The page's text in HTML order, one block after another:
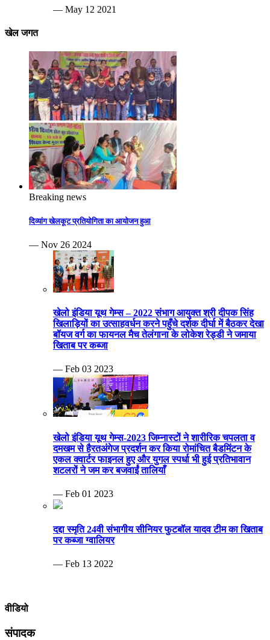
— May 12 2021
खेल जगत
Breaking news
दिव्यांग खेलकूट प्रतियोगिता का आयोजन हुआ
— Nov 26 2024
खेलो इंडिया यूथ गेम्स – 2022 संभाग आयुक्त श्री दीपक सिंह
खिलाड़ियों का उत्साहवर्धन करने पहुँचे दर्शक दीर्घा में बैठकर देखा
बॉयज वर्ग का फायनल मैच तेलंगाना के लोकेश रेड्डी ने जमाया
खिताब पर कब्जा
— Feb 03 2023
खेलो इंडिया यूथ गेम्स-2023 जिम्नास्टों ने शारीरिक चपलता व
दमखम से हैरतअंगेज प्रदर्शन कर किया रोमांचित बैडमिंटन के
एकल क्वार्टर फाइनल हुए और युगल स्पर्धा भी हुई प्रतिभावान
शटलरों ने जम कर बजवाईं तालियाँ
— Feb 01 2023
दद्दा स्मृति 24वी संभागीय सीनियर फुटबॉल यादव टीम का खिताब
पर कब्जा ग्वालियर
— Feb 13 2022
वीडियो
संपादक